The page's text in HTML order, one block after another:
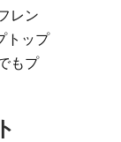
レン
トップ
もプ